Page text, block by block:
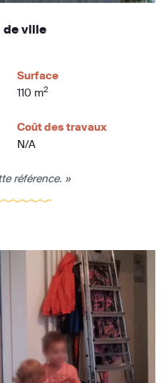
de ville
Surface
110 m2
Coût des travaux
N/A
référence. »